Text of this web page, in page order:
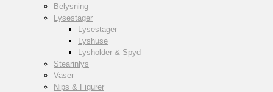
Belysning
Lysestager
Lysestager
Lyshuse
Lysholder & Spyd
Stearinlys
Vaser
Nips & Figurer